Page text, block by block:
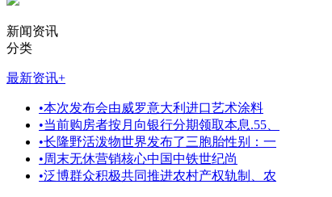
新闻资讯
分类
最新资讯+
•本次发布会由威罗意大利进口艺术涂料
•当前购房者按月向银行分期领取本息.55、
•长隆野活泼物世界发布了三胞胎性别：一
•周末无休营销核心中国中铁世纪尚
•泛博群众积极共同推进农村产权轨制、农